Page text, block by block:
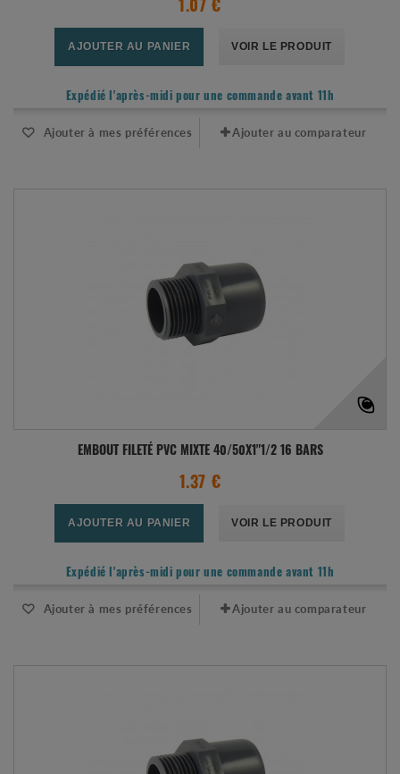
1.07 €
AJOUTER AU PANIER VOIR LE PRODUIT
Expédié l'après-midi pour une commande avant 11h
Ajouter à mes préférences Ajouter au comparateur
EMBOUT FILETÉ PVC MIXTE 40/50X1"1/2 16 BARS
1.37 €
AJOUTER AU PANIER VOIR LE PRODUIT
Expédié l'après-midi pour une commande avant 11h
Ajouter à mes préférences Ajouter au comparateur